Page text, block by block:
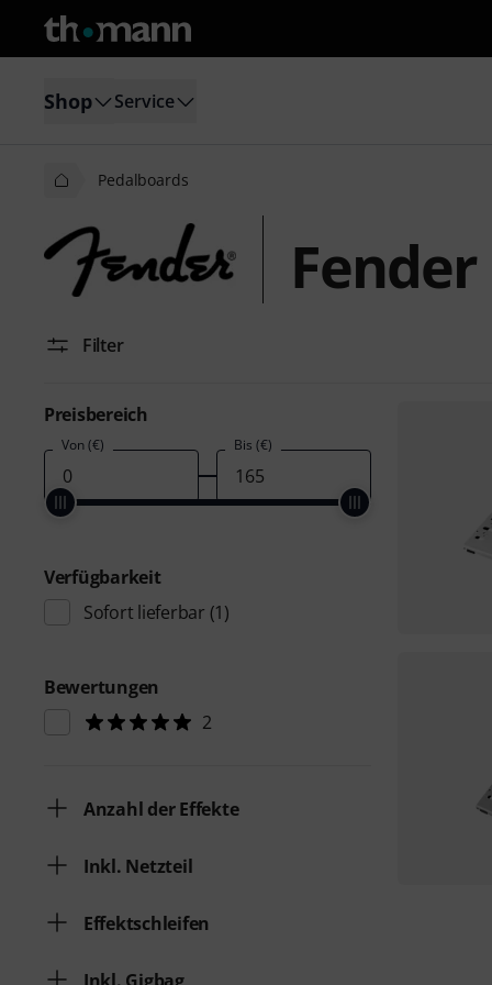
Shop Service
Pedalboards
Filter
Preisbereich
Von (€) Bis (€)
Verfügbarkeit
Sofort lieferbar (1)
Bewertungen
2
Anzahl der Effekte
Inkl. Netzteil
Effektschleifen